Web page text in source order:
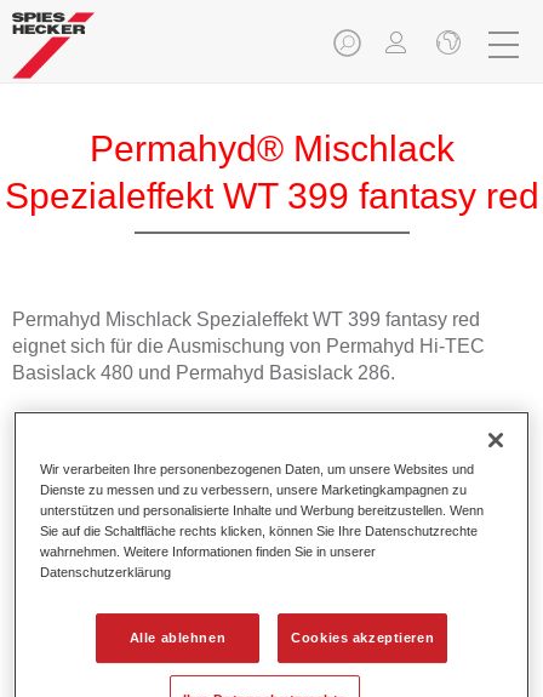
Permahyd® Mischlack
Spezialeffekt WT 399 fantasy red
Permahyd Mischlack Spezialeffekt WT 399 fantasy red
eignet sich für die Ausmischung von Permahyd Hi-TEC
Basislack 480 und Permahyd Basislack 286.
Einfach und schnell zu verarbeiten.
Bietet eine hohe Farbtongenauigkeit und gleichmäßige
Effektausrichtung.
Fördert kurze Prozesszeiten.
Ermöglicht einfaches und sicheres Einlackieren.
Wird für die Reparatur von speziellen Effektfarbtönen in
der Serienlackierung eingesetzt.
Wir verarbeiten Ihre personenbezogenen Daten, um unsere Websites und
Dienste zu messen und zu verbessern, unsere Marketingkampagnen zu
unterstützen und personalisierte Inhalte und Werbung bereitzustellen. Wenn
Sie auf die Schaltfläche rechts klicken, können Sie Ihre Datenschutzrechte
wahrnehmen. Weitere Informationen finden Sie in unserer
Datenschutzerklärung
Alle ablehnen Cookies akzeptieren